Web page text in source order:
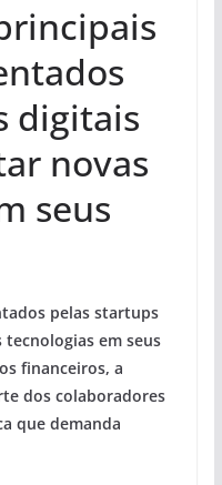
digitais
novas
seus
pelas startups
em seus
financeiros, a
dos colaboradores
que demanda